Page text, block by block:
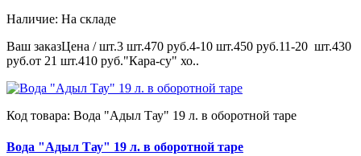
Наличие: На складе
Ваш заказЦена / шт.3 шт.470 руб.4-10 шт.450 руб.11-20 шт.430
руб.от 21 шт.410 руб."Кара-су" хо..
Код товара: Вода "Адыл Тау" 19 л. в оборотной таре
Вода "Адыл Тау" 19 л. в оборотной таре